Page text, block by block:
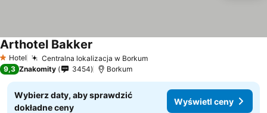
1 Kategoria
Hotel Centralna lokalizacja w BorkumWyświetl ceny
Arthotel Bakker
9,3 Znakomity 3454 Borkum
Wybierz daty, aby sprawdzić
dokładne ceny
Wyświetl ceny